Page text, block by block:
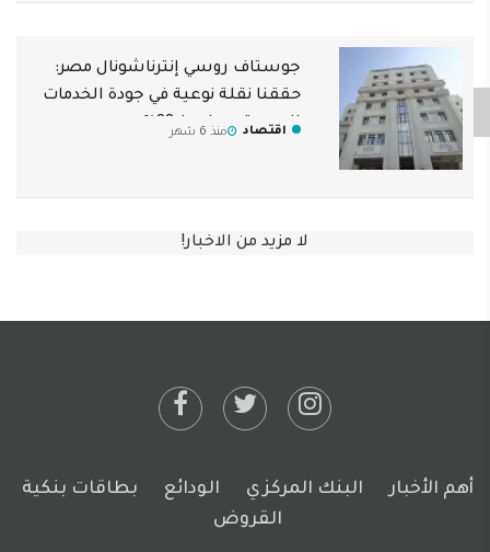
جوستاف روسي إنترناشونال مصر:
حققنا نقلة نوعية في جودة الخدمات
الصحية وصلت لـ 88%
اقتصاد منذ 6 شهر
لا مزيد من الاخبار!
أهم الأخبار البنك المركزي الودائع
بطاقات بنكية
القروض